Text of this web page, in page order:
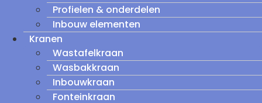
Profielen & onderdelen
Inbouw elementen
Kranen
Wastafelkraan
Wasbakkraan
Inbouwkraan
Fonteinkraan